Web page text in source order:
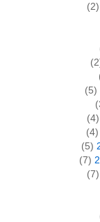
(2)
(5)
(4)
(4)
(5)
(7)
(7)